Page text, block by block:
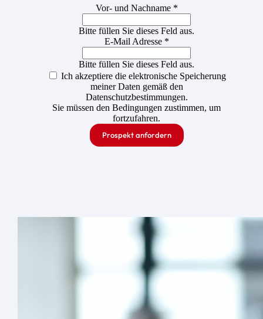
Vor- und Nachname *
Bitte füllen Sie dieses Feld aus.
E-Mail Adresse *
Bitte füllen Sie dieses Feld aus.
Ich akzeptiere die elektronische Speicherung
meiner Daten gemäß den
Datenschutzbestimmungen.
Sie müssen den Bedingungen zustimmen, um
fortzufahren.
Prospekt anfordern